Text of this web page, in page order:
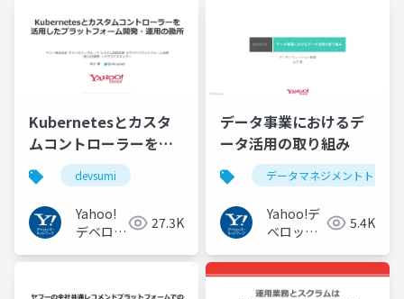
Kubernetesとカスタ
ムコントローラーを活
用したプラットフォー
ム開発・運用の勘所
devsumi
Yahoo!
デベロッ
27.3K
データ事業におけるデ
ータ活用の取り組み
データマネジメントトーク
Yahoo!デ
ベロッパ
ワーク
5.4K